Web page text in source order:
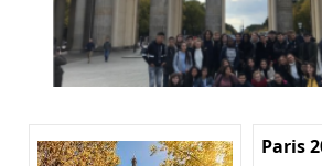
Paris